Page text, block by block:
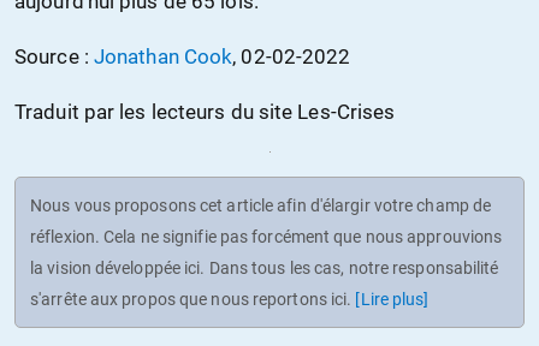
Source : Jonathan Cook, 02-02-2022
Traduit par les lecteurs du site Les-Crises
Nous vous proposons cet article afin d'élargir votre champ de
réflexion. Cela ne signifie pas forcément que nous approuvions
la vision développée ici. Dans tous les cas, notre responsabilité
s'arrête aux propos que nous reportons ici. [Lire plus]